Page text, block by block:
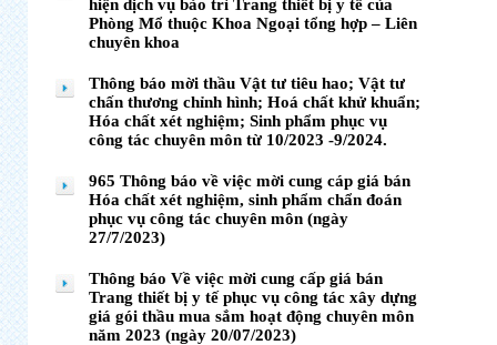
hiện dịch vụ bảo trì Trang thiết bị y tế của
Phòng Mổ thuộc Khoa Ngoại tổng hợp – Liên
chuyên khoa
Thông báo mời thầu Vật tư tiêu hao; Vật tư
chấn thương chỉnh hình; Hoá chất khử khuẩn;
Hóa chất xét nghiệm; Sinh phẩm phục vụ
công tác chuyên môn từ 10/2023 -9/2024.
965 Thông báo về việc mời cung cáp giá bán
Hóa chất xét nghiệm, sinh phẩm chẩn đoán
phục vụ công tác chuyên môn (ngày
27/7/2023)
Thông báo Về việc mời cung cấp giá bán
Trang thiết bị y tế phục vụ công tác xây dựng
giá gói thầu mua sắm hoạt động chuyên môn
năm 2023 (ngày 20/07/2023)